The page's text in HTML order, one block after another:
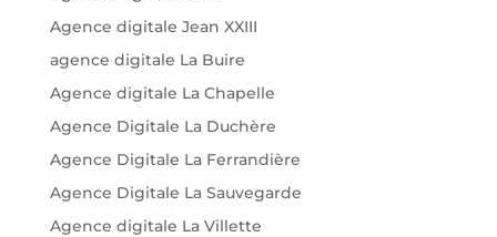
Agence digitale Jean XXIII
agence digitale La Buire
Agence digitale La Chapelle
Agence Digitale La Duchère
Agence Digitale La Ferrandière
Agence Digitale La Sauvegarde
Agence digitale La Villette